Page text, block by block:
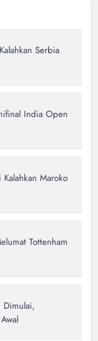
Serbia
India Open
Maroko
Tottenham